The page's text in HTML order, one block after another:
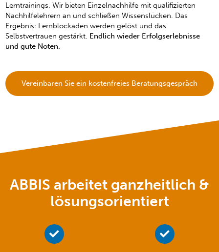
Lerntrainings. Wir bieten Einzelnachhilfe mit qualifizierten
Nachhilfelehrern an und schließen Wissenslücken. Das
Ergebnis: Lernblockaden werden gelöst und das
Selbstvertrauen gestärkt. Endlich wieder Erfolgserlebnisse
und gute Noten.
Vereinbaren Sie ein kostenfreies Beratungsgespräch
ABBIS arbeitet ganzheitlich &
lösungsorientiert